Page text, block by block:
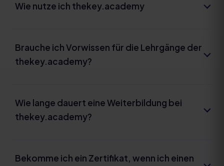
Wie nutze ich thekey.academy
Brauche ich Vorwissen für die Lehrgänge der
thekey.academy?
Wie lange dauert eine Weiterbildung bei
thekey.academy?
Bekomme ich ein Zertifikat, wenn ich einen